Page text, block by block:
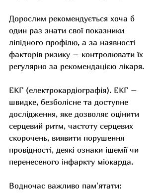
Дорослим рекомендується хоча б
один раз знати свої показники
ліпідного профілю, а за наявності
факторів ризику – контролювати їх
регулярно за рекомендацією лікаря.
ЕКГ (електрокардіографія). ЕКГ –
швидке, безболісне та доступне
дослідження, яке дозволяє оцінити
серцевий ритм, частоту серцевих
скорочень, виявити порушення
провідності, деякі ознаки ішемії чи
перенесеного інфаркту міокарда.
Водночас важливо пам'ятати: